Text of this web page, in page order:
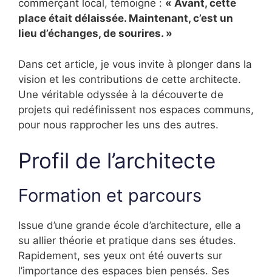
commerçant local, témoigne : « Avant, cette
place était délaissée. Maintenant, c’est un
lieu d’échanges, de sourires. »
Dans cet article, je vous invite à plonger dans la
vision et les contributions de cette architecte.
Une véritable odyssée à la découverte de
projets qui redéfinissent nos espaces communs,
pour nous rapprocher les uns des autres.
Profil de l’architecte
Formation et parcours
Issue d’une grande école d’architecture, elle a
su allier théorie et pratique dans ses études.
Rapidement, ses yeux ont été ouverts sur
l’importance des espaces bien pensés. Ses